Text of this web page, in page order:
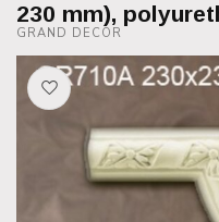
230 mm),
GRAND DECOR